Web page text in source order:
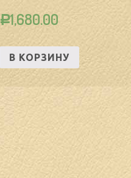
Р1,680.00
В КОРЗИНУ